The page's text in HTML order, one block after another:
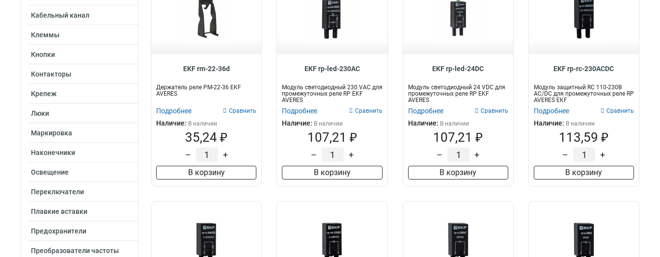
Кабельный канал
Клеммы
Кнопки
Контакторы
Крепеж
Люки
Маркировка
Наконечники
Освещение
Переключатели
Плавкие вставки
Предохранители
Преобразователи частоты
EKF rm-22-36d
Держатель реле РМ-22-36 EKF
AVERES
Подробнее Сравнить
Наличие: В наличии
35,24 ₽
– +
В корзину
EKF rp-led-230AC
Модуль светодиодный 230 VAC для
промежуточных реле RP EKF
AVERES
Подробнее Сравнить
Наличие: В наличии
107,21 ₽
– +
В корзину
EKF rp-led-24DC
Модуль светодиодный 24 VDC для
промежуточных реле RP EKF
AVERES
Подробнее Сравнить
Наличие: В наличии
107,21 ₽
– +
В корзину
EKF rp-rc-230ACDC
Модуль защитный RC 110-230В
AC/DC для промежуточных реле RP
AVERES EKF
Подробнее Сравнить
Наличие: В наличии
113,59 ₽
– +
В корзину